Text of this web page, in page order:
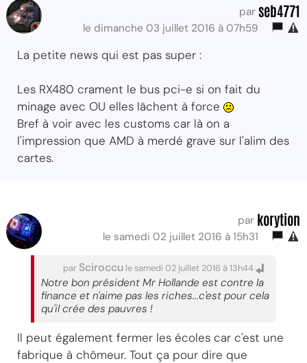
par seb4771
le dimanche 03 juillet 2016 à 07h59
La petite news qui est pas super :
Les RX480 crament le bus pci-e si on fait du
minage avec OU elles lâchent à force
Bref à voir avec les customs car là on a
l'impression que AMD à merdé grave sur l'alim des
cartes.
par korytion
le samedi 02 juillet 2016 à 15h31
par Sciroccu le samedi 02 juillet 2016 à 13h44
Notre bon président Mr Hollande est contre la
finance et n'aime pas les riches...c'est pour cela
qu'il crée des pauvres !
Il peut également fermer les écoles car c'est une
fabrique à chômeur. Tout ça pour dire que